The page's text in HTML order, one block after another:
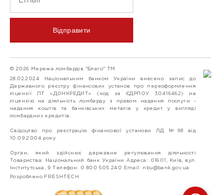
Відправити
© 2026 Мережа ломбардів "Благо" ТМ
28.02.2024 Національним банком України внесено запис до
Державного реєстру фінансових установ про переоформлення
ліцензії ПТ «ДОНКРЕДИТ» (код за ЄДРПОУ 30416462) на
ліцензію на діяльність ломбарду з правом надання послуги -
надання коштів та банківських металів у кредит у вигляді
ломбардних кредитів.
Свідоцтво про реєстрацію фінансової установи ЛД №98 від
10.09.2004 року
Орган, який здійснює державне регулювання діяльності
Товариства: Національний банк України Адреса: 01601, Київ, вул.
Інститутська, 9 Телефон: 0 800 505 240 Email: nbu@bank.gov.ua
Розроблено FRESHTECH